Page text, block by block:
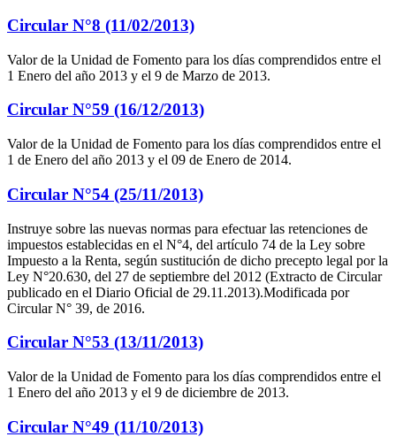
Circular N°8 (11/02/2013)
Valor de la Unidad de Fomento para los días comprendidos entre el
1 Enero del año 2013 y el 9 de Marzo de 2013.
Circular N°59 (16/12/2013)
Valor de la Unidad de Fomento para los días comprendidos entre el
1 de Enero del año 2013 y el 09 de Enero de 2014.
Circular N°54 (25/11/2013)
Instruye sobre las nuevas normas para efectuar las retenciones de
impuestos establecidas en el N°4, del artículo 74 de la Ley sobre
Impuesto a la Renta, según sustitución de dicho precepto legal por la
Ley N°20.630, del 27 de septiembre del 2012 (Extracto de Circular
publicado en el Diario Oficial de 29.11.2013).Modificada por
Circular N° 39, de 2016.
Circular N°53 (13/11/2013)
Valor de la Unidad de Fomento para los días comprendidos entre el
1 Enero del año 2013 y el 9 de diciembre de 2013.
Circular N°49 (11/10/2013)